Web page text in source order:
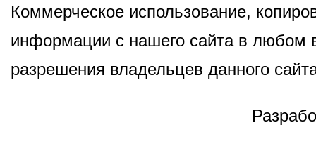
Коммерческое использование,
информации с нашего сайта в любом
разрешения владельцев данного